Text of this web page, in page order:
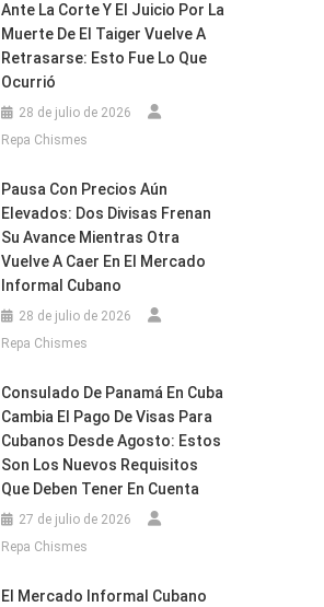
Ante La Corte Y El Juicio Por La
Muerte De El Taiger Vuelve A
Retrasarse: Esto Fue Lo Que
Ocurrió
28 de julio de 2026
Repa Chismes
Pausa Con Precios Aún
Elevados: Dos Divisas Frenan
Su Avance Mientras Otra
Vuelve A Caer En El Mercado
Informal Cubano
28 de julio de 2026
Repa Chismes
Consulado De Panamá En Cuba
Cambia El Pago De Visas Para
Cubanos Desde Agosto: Estos
Son Los Nuevos Requisitos
Que Deben Tener En Cuenta
27 de julio de 2026
Repa Chismes
El Mercado Informal Cubano